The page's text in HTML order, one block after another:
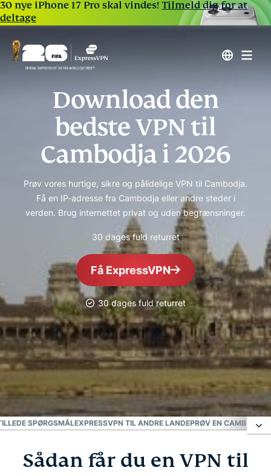
30 nye iPhone 17 Pro skal vindes!Tilmeld dig for at
deltage
Download den
bedste VPN til
Cambodja i 2026
Prøv vores hurtige, sikre og pålidelige VPN til Cambodja.
Få en IP-adresse fra Cambodja eller andre steder i
verden. Brug internettet privat og uden begrænsninger.
30 dages fuld returret
Få ExpressVPN
30 dages fuld returret
Mest pålidelige VPN
VPN
SPØRGSMÅLEXPRESSVPN TIL ANDRE LANDEPRØV EN
Sådan får du en VPN til Cambodja
Sådan får du en VPN til